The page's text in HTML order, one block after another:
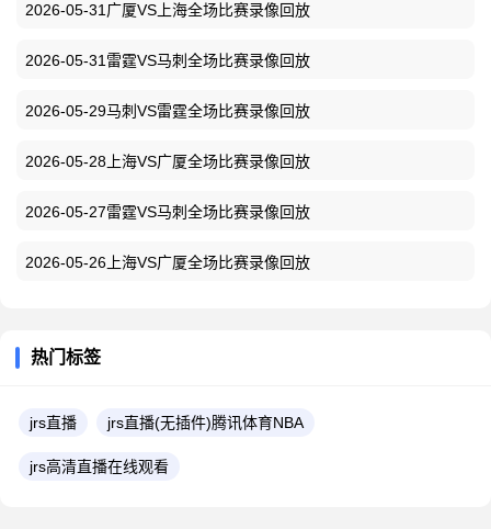
2026-05-31广厦VS上海全场比赛录像回放
2026-05-31雷霆VS马刺全场比赛录像回放
2026-05-29马刺VS雷霆全场比赛录像回放
2026-05-28上海VS广厦全场比赛录像回放
2026-05-27雷霆VS马刺全场比赛录像回放
2026-05-26上海VS广厦全场比赛录像回放
热门标签
jrs直播 jrs直播(无插件)腾讯体育NBA
jrs高清直播在线观看